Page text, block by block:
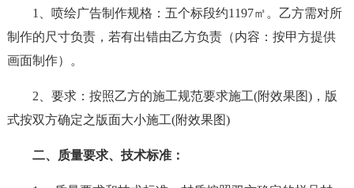
1、喷绘广告制作规格：五个标段约1197㎡。乙方需对所
制作的尺寸负责，若有出错由乙方负责（内容：按甲方提供
画面制作）。
2、要求：按照乙方的施工规范要求施工(附效果图)，版
式按双方确定之版面大小施工(附效果图)
二、质量要求、技术标准：